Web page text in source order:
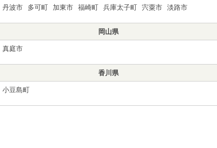
丹波市
多可町 加東市 福崎町 兵庫太子町 宍粟市 淡路市
岡山県
真庭市
香川県
小豆島町